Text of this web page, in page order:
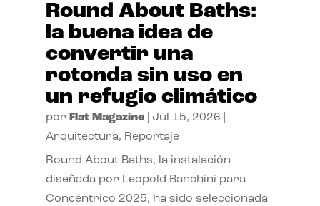
Round About Baths:
la buena idea de
convertir una
rotonda sin uso en
un refugio climático
por Flat Magazine| Jul 15, 2026
Arquitectura, Reportaje
Round About Baths, la instalación
diseñada por Leopold Banchini para
Concéntrico 2025, ha sido seleccionada